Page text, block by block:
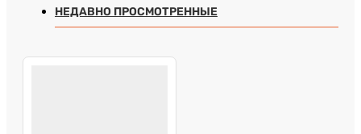
НЕДАВНО ПРОСМОТРЕННЫЕ